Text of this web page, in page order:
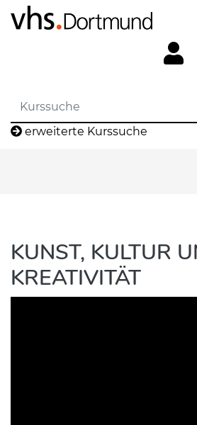
erweiterte Kurssuche
KUNST, KULTUR
KREATIVITÄT